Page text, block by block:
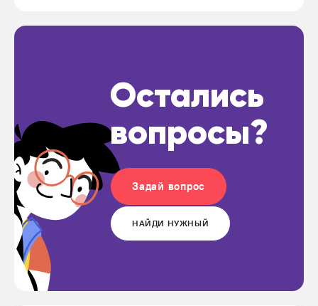
Остались
вопросы?
Задай вопрос
НАЙДИ НУЖНЫЙ